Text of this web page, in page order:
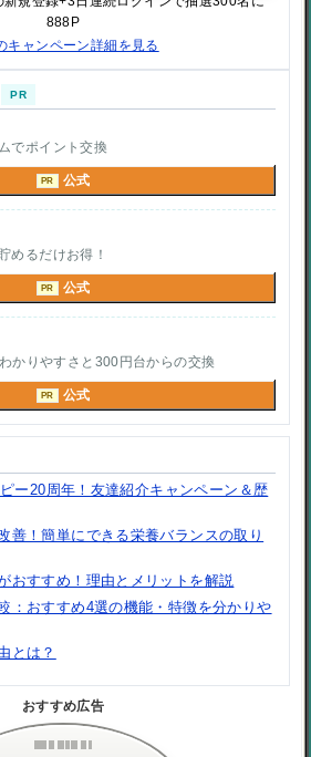
888P
キャンペーン詳細を見る
PR
でポイント交換
PR 公式
めるだけお得！
PR 公式
かりやすさと300円台からの交換
PR 公式
ー20周年！友達紹介キャンペーン＆歴
善！簡単にできる栄養バランスの取り
おすすめ！理由とメリットを解説
：おすすめ4選の機能・特徴を分かりや
とは？
おすすめ広告